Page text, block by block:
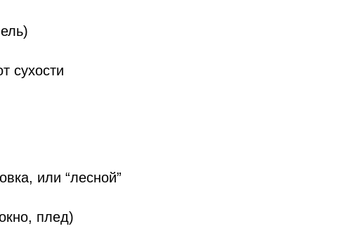
сухости
или “лесной”
плед)